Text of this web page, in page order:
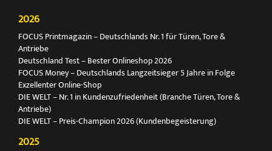
2026
FOCUS Printmagazin – Deutschlands Nr. 1 für Türen, Tore &
Antriebe
Deutschland Test – Bester Onlineshop 2026
FOCUS Money – Deutschlands Langzeitsieger 5 Jahre in Folge
Exzellenter Online-Shop
DIE WELT – Nr. 1 in Kundenzufriedenheit (Branche Türen, Tore &
Antriebe)
DIE WELT – Preis-Champion 2026 (Kundenbegeisterung)
2025